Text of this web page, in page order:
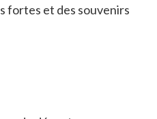
fortes et des souvenirs